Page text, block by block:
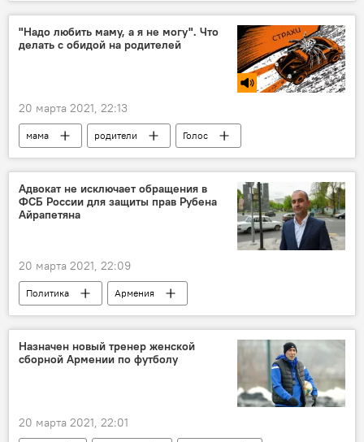
Азербайджан
обстрелы
"Надо любить маму, а я не могу". Что
делать с обидой на родителей
20 марта 2021, 22:13
мама родители Голос
Адвокат не исключает обращения в
ФСБ России для защиты прав Рубена
Айрапетяна
20 марта 2021, 22:09
Политика
Армения
Рубен Айрапетян
адвокат
Назначен новый тренер женской
сборной Армении по футболу
20 марта 2021, 22:01